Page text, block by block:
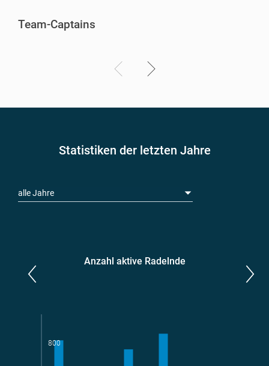
Team-Captains
Statistiken der letzten Jahre
alle Jahre
Anzahl aktive Radelnde
800